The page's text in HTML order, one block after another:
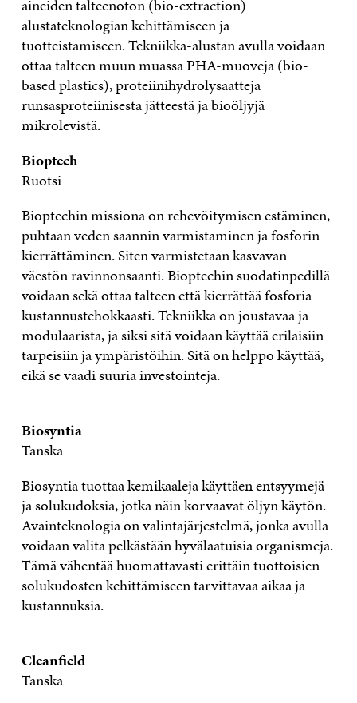
aineiden talteenoton (bio-extraction)
alustateknologian kehittämiseen ja
tuotteistamiseen. Tekniikka-alustan avulla voidaan
ottaa talteen muun muassa PHA-muoveja (bio-
based plastics), proteiinihydrolysaatteja
runsasproteiinisesta jätteestä ja bioöljyjä
mikrolevistä.
Bioptech
Ruotsi
Bioptechin missiona on rehevöitymisen estäminen,
puhtaan veden saannin varmistaminen ja fosforin
kierrättäminen. Siten varmistetaan kasvavan
väestön ravinnonsaanti. Bioptechin suodatinpedillä
voidaan sekä ottaa talteen että kierrättää fosforia
kustannustehokkaasti. Tekniikka on joustavaa ja
modulaarista, ja siksi sitä voidaan käyttää erilaisiin
tarpeisiin ja ympäristöihin. Sitä on helppo käyttää,
eikä se vaadi suuria investointeja.
Biosyntia
Tanska
Biosyntia tuottaa kemikaaleja käyttäen entsyymejä
ja solukudoksia, jotka näin korvaavat öljyn käytön.
Avainteknologia on valintajärjestelmä, jonka avulla
voidaan valita pelkästään hyvälaatuisia organismeja.
Tämä vähentää huomattavasti erittäin tuottoisien
solukudosten kehittämiseen tarvittavaa aikaa ja
kustannuksia.
Cleanfield
Tanska